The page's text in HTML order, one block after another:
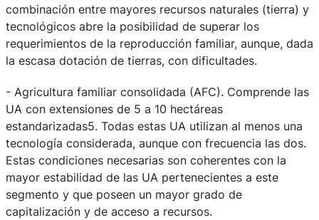
combinación entre mayores recursos naturales (tierra) y
tecnológicos abre la posibilidad de superar los
requerimientos de la reproducción familiar, aunque, dada
la escasa dotación de tierras, con dificultades.
- Agricultura familiar consolidada (AFC). Comprende las
UA con extensiones de 5 a 10 hectáreas
estandarizadas5. Todas estas UA utilizan al menos una
tecnología considerada, aunque con frecuencia las dos.
Estas condiciones necesarias son coherentes con la
mayor estabilidad de las UA pertenecientes a este
segmento y que poseen un mayor grado de
capitalización y de acceso a recursos.